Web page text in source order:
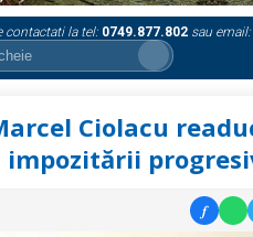
contactati la tel: 0749.877.802 sau email:
Ciolacu
f